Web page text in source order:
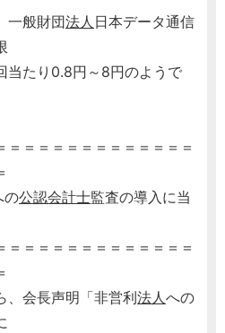
一般財団法人 日本データ通信
当たり0.8円～8円のようで
＝＝＝＝＝＝＝＝＝＝＝＝＝
の公認会計士監査の導入に当
＝＝＝＝＝＝＝＝＝＝＝＝＝
、会長声明「非営利法人への